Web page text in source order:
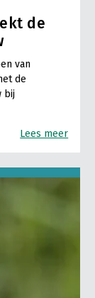
de
van
de
bij
Lees meer